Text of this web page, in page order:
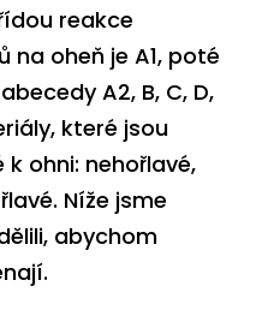
reakce
na oheň je A1, poté
A2, B, C, D,
které jsou
k ohni: nehořlavé,
. Níže jsme
abychom